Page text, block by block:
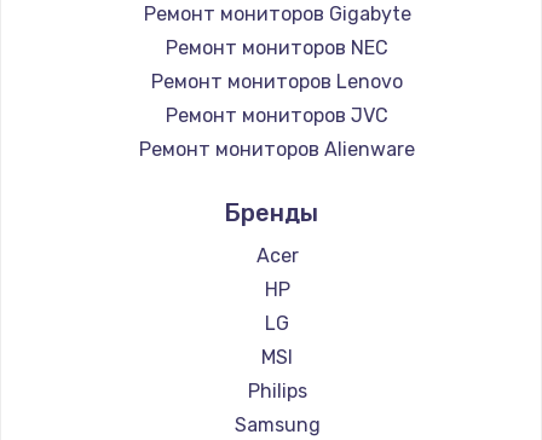
Настройка Wi-Fi
1030 руб.
Заказать
Замена шим-контроллера
3900 руб.
Замена HDMI
Заказать
Ремонт мониторов Gigabyte
Ремонт мониторов NEC
Ремонт мониторов Lenovo
Ремонт мониторов JVC
Ремонт мониторов Alienware
Ремонт мониторов Thunderobot
Ремонт мониторов Hisense
Ремонт мониторов АОС
Ремонт мониторов Ardor
Ремонт мониторов Machenike
Ремонт мониторов iru
Ремонт мониторов Titan Army
Бренды
Acer
HP
LG
MSI
Philips
Samsung